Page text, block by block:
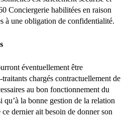
Conciergerie habilitées en raison
à une obligation de confidentialité.
éventuellement être
chargés contractuellement de
au bon fonctionnement du
qu’à la bonne gestion de la relation
ce dernier ait besoin de donner son